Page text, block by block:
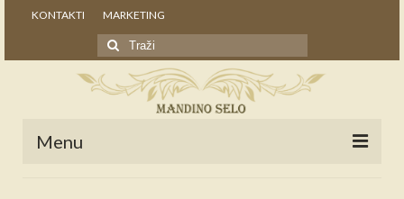
KONTAKTI MARKETING
Search
for:
Menu